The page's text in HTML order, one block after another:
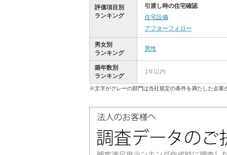
評価項目別
ランキング
引渡し時の住宅確認
住宅設備
アフターフォロー
男女別
ランキング
男性
築年数別
ランキング
1年以内
※文字がグレーの部門は当社規定の条件を満たした企業